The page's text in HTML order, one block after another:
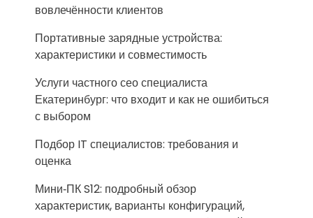
вовлечённости клиентов
Портативные зарядные устройства:
характеристики и совместимость
Услуги частного сео специалиста
Екатеринбург: что входит и как не ошибиться
с выбором
Подбор IT специалистов: требования и
оценка
Мини‑ПК S12: подробный обзор
характеристик, варианты конфигураций,